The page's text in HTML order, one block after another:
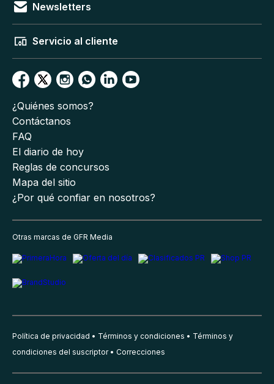
Newsletters
Servicio al cliente
¿Quiénes somos?
Contáctanos
FAQ
El diario de hoy
Reglas de concursos
Mapa del sitio
¿Por qué confiar en nosotros?
Otras marcas de GFR Media
Política de privacidad Términos y condiciones
Términos y
condiciones del suscriptor
Correcciones